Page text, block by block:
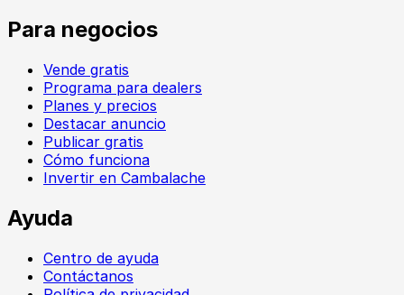
Para negocios
Vende gratis
Programa para dealers
Planes y precios
Destacar anuncio
Publicar gratis
Cómo funciona
Invertir en Cambalache
Ayuda
Centro de ayuda
Contáctanos